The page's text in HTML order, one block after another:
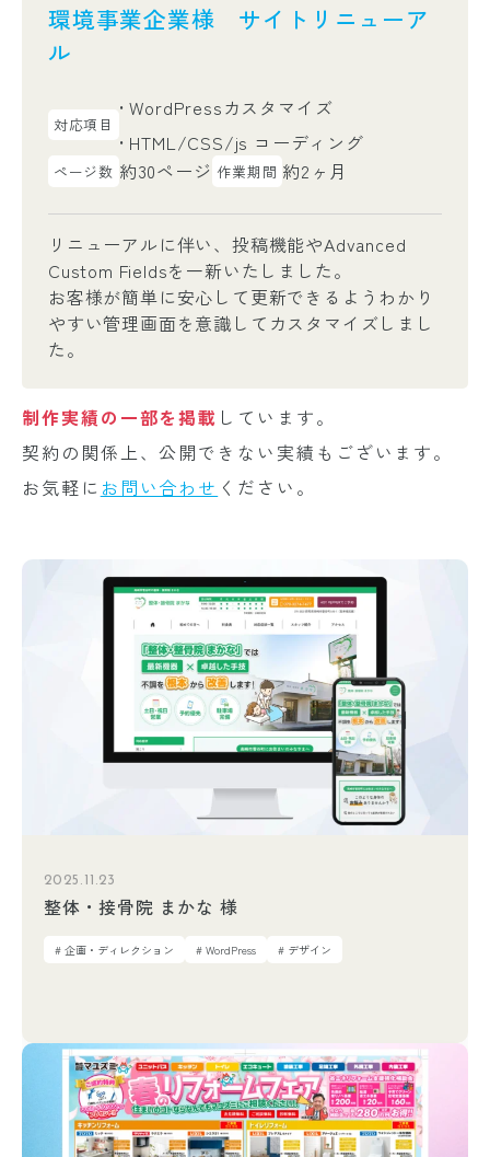
環境事業企業様 サイトリニューア
ル
対応項目
WordPressカスタマイズ
HTML/CSS/js コーディング
ページ数 約30ページ 作業期間 約2ヶ月
リニューアルに伴い、投稿機能やAdvanced
Custom Fieldsを一新いたしました。
お客様が簡単に安心して更新できるようわかり
やすい管理画面を意識してカスタマイズしまし
た。
制作実績の一部を掲載 しています。
契約の関係上、公開できない実績もございます。
お気軽に お問い合わせ ください。
2025.11.23
整体・接骨院 まかな 様
# 企画・ディレクション # WordPress # デザイン